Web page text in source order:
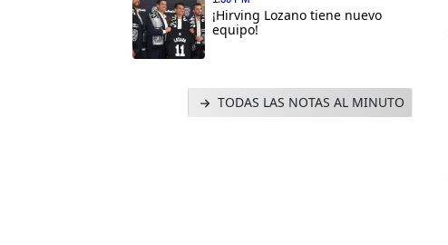
¡Hirving Lozano tiene nuevo
equipo!
TODAS LAS NOTAS AL MINUTO